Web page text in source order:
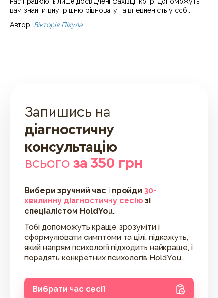
вам знайти внутрішню рівновагу та впевненість у собі.
Автор: Вікторія Пікула
Запишись на
діагностичну
консультацію
всього за 350 грн
Вибери зручний час і пройди 30-
хвилинну діагностичну сесію зі
спеціалістом HoldYou.
Тобі допоможуть краще зрозуміти і
сформулювати симптоми та цілі, підкажуть,
який напрям психології підходить найкраще, і
порадять конкретних психологів HoldYou.
Вибрати час сесії